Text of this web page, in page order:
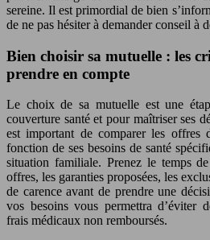
sereine. Il est primordial de bien
de ne pas hésiter à demander conseil à
Bien choisir sa mutuelle : les
prendre en compte
Le choix de sa mutuelle est une
couverture santé et pour maîtriser ses
est important de comparer les offres
fonction de ses besoins de santé
situation familiale. Prenez le temps
offres, les garanties proposées, les
de carence avant de prendre une
vos besoins vous permettra d’éviter
frais médicaux non remboursés.